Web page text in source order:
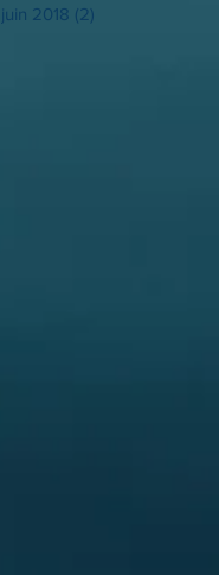
juin 2018 (2)